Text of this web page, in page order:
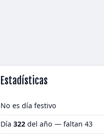
Estadísticas
No es día festivo
Día 322 del año — faltan 43